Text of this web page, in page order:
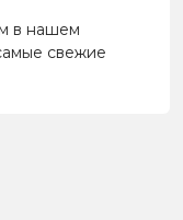
в нашем
свежие